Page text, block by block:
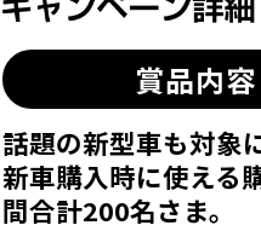
賞品内
話題の新型車も対象
新車購入時に使える
間合計200名さま。